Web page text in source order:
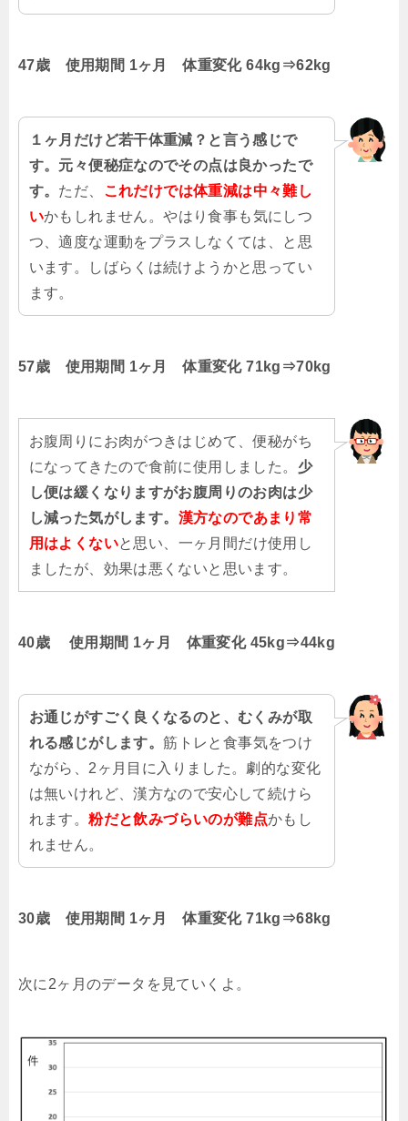
47歳 使用期間 1ヶ月体重変化64kg⇒62kg
１ヶ月だけど若干体重減？と言う感じで
す。元々便秘症なのでその点は良かったで
す。 ただ、 これだけでは体重減は中々難し
いかもしれません。やはり食事も気にしつ
つ、適度な運動をプラスしなくては、と思
います。しばらくは続けようかと思ってい
ます。
57歳 使用期間 1ヶ月体重変化71kg⇒70kg
お腹周りにお肉がつきはじめて、便秘がち
になってきたので食前に使用しました。 少
し便は緩くなりますがお腹周りのお肉は少
し減った気がします。 漢方なのであまり常
用はよくないと思い、一ヶ月間だけ使用し
ましたが、効果は悪くないと思います。
40歳 使用期間 1ヶ月 体重変化45kg⇒44kg
お通じがすごく良くなるのと、むくみが取
れる感じがします。筋トレと食事気をつけ
ながら、2ヶ月目に入りました。劇的な変化
は無いけれど、漢方なので安心して続けら
れます。粉だと飲みづらいのが難点かもし
れません。
30歳 使用期間 1ヶ月体重変化71kg⇒68kg
次に2ヶ月のデータを見ていくよ。